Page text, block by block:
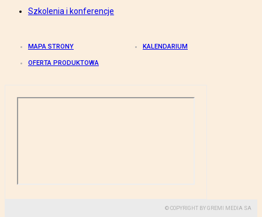
Szkolenia i konferencje
MAPA STRONY KALENDARIUM
OFERTA PRODUKTOWA
© COPYRIGHT BY GREMI MEDIA SA